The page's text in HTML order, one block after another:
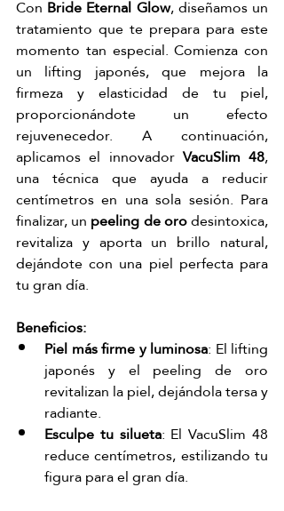
Con Bride Eternal Glow, diseñamos un
tratamiento que te prepara para este
momento tan especial. Comienza con
un lifting japonés, que mejora la
firmeza y elasticidad de tu piel,
proporcionándote un efecto
rejuvenecedor. A continuación,
aplicamos el innovador VacuSlim 48,
una técnica que ayuda a reducir
centímetros en una sola sesión. Para
finalizar, un peeling de oro desintoxica,
revitaliza y aporta un brillo natural,
dejándote con una piel perfecta para
tu gran día.
Beneficios:
Piel más firme y luminosa: El lifting
japonés y el peeling de oro
revitalizan la piel, dejándola tersa y
radiante.
Esculpe tu silueta: El VacuSlim 48
reduce centímetros, estilizando tu
figura para el gran día.